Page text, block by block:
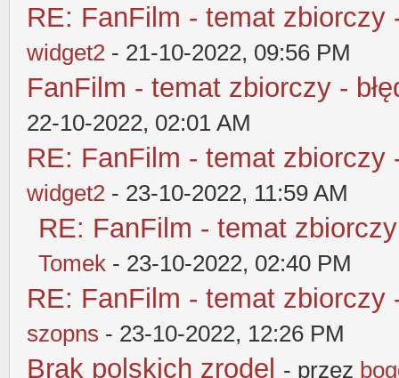
RE: FanFilm - temat zbiorczy
widget2 - 21-10-2022, 09:56 PM
FanFilm - temat zbiorczy -
22-10-2022, 02:01 AM
RE: FanFilm - temat zbiorczy
widget2 - 23-10-2022, 11:59 AM
RE: FanFilm - temat
Tomek - 23-10-2022, 02:40 PM
RE: FanFilm - temat zbiorczy
szopns - 23-10-2022, 12:26 PM
Brak polskich zrodel - przez